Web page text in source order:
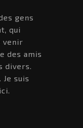
gens
qui
venir
des amis
divers.
Je suis